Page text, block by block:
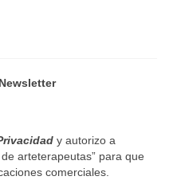
y autorizo a
arteterapeutas” para que
comerciales.